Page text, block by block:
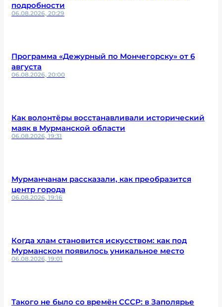
подробности
06.08.2026, 20:29
Программа «Дежурный по Мончегорску» от 6
августа
06.08.2026, 20:00
Как волонтёры восстанавливали исторический
маяк в Мурманской области
06.08.2026, 19:31
Мурманчанам рассказали, как преобразится
центр города
06.08.2026, 19:16
Когда хлам становится искусством: как под
Мурманском появилось уникальное место
06.08.2026, 19:01
Такого не было со времён СССР: в Заполярье